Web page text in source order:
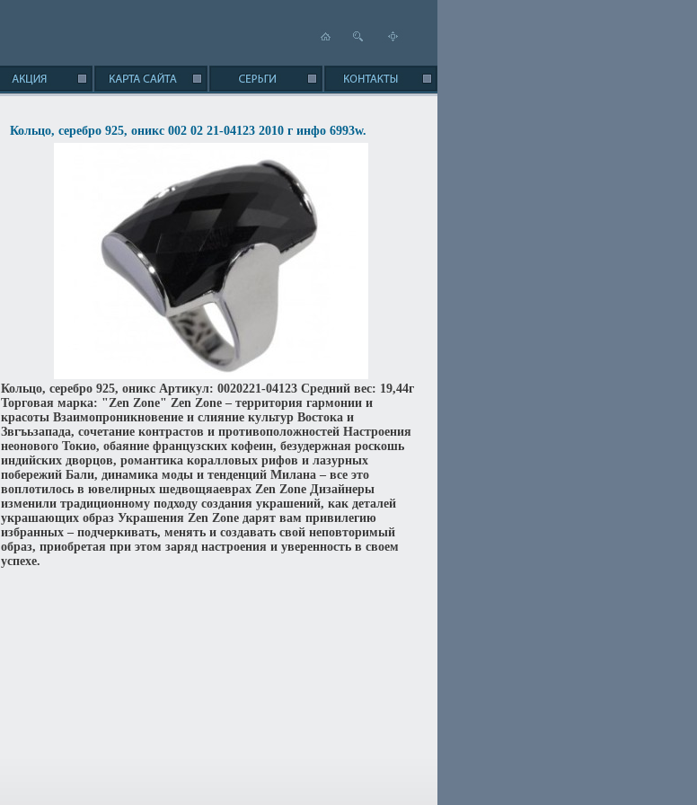
Кольцо, серебро 925, оникс 002 02 21-04123 2010 г инфо 6993w.
Кольцо, серебро 925, оникс Артикул: 0020221-04123 Средний вес: 19,44г
Торговая марка: "Zen Zone" Zen Zone – территория гармонии и
красоты Взаимопроникновение и слияние культур Востока и
Звгъьзапада, сочетание контрастов и противоположностей Настроения
неонового Токио, обаяние французских кофеин, безудержная роскошь
индийских дворцов, романтика коралловых рифов и лазурных
побережий Бали, динамика моды и тенденций Милана – все это
воплотилось в ювелирных шедвощяаеврах Zen Zone Дизайнеры
изменили традиционному подходу создания украшений, как деталей
украшающих образ Украшения Zen Zone дарят вам привилегию
избранных – подчеркивать, менять и создавать свой неповторимый
образ, приобретая при этом заряд настроения и уверенность в своем
успехе.